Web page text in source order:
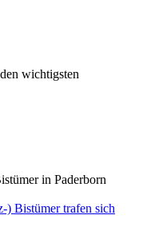
wichtigsten
in Paderborn